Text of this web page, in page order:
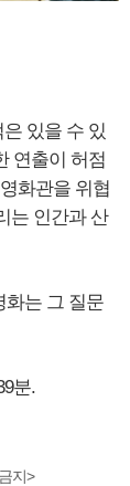
있을 수 있
연출이 허점
화관을 위협
는 인간과 산
화는 그 질문
분.
지>